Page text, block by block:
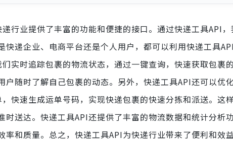
行业提供了丰富的功能和便捷的接口。通过快递工具API
递企业、电商平台还是个人用户，都可以利用快递工具
实时追踪包裹的物流状态，通过一键查询，快速获取包裹
户随时了解自己包裹的动态。另外，快递工具API还可以优
快速生成运单号码，实现快递包裹的快速分拣和派送。这
时送达。快递工具API还提供了丰富的物流数据和统计分析
率和质量。总之，快递工具API为快递行业带来了便利和效